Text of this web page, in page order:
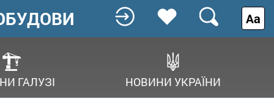
ГАЛУЗІ НОВИНИ УКРАЇНИ
Аа